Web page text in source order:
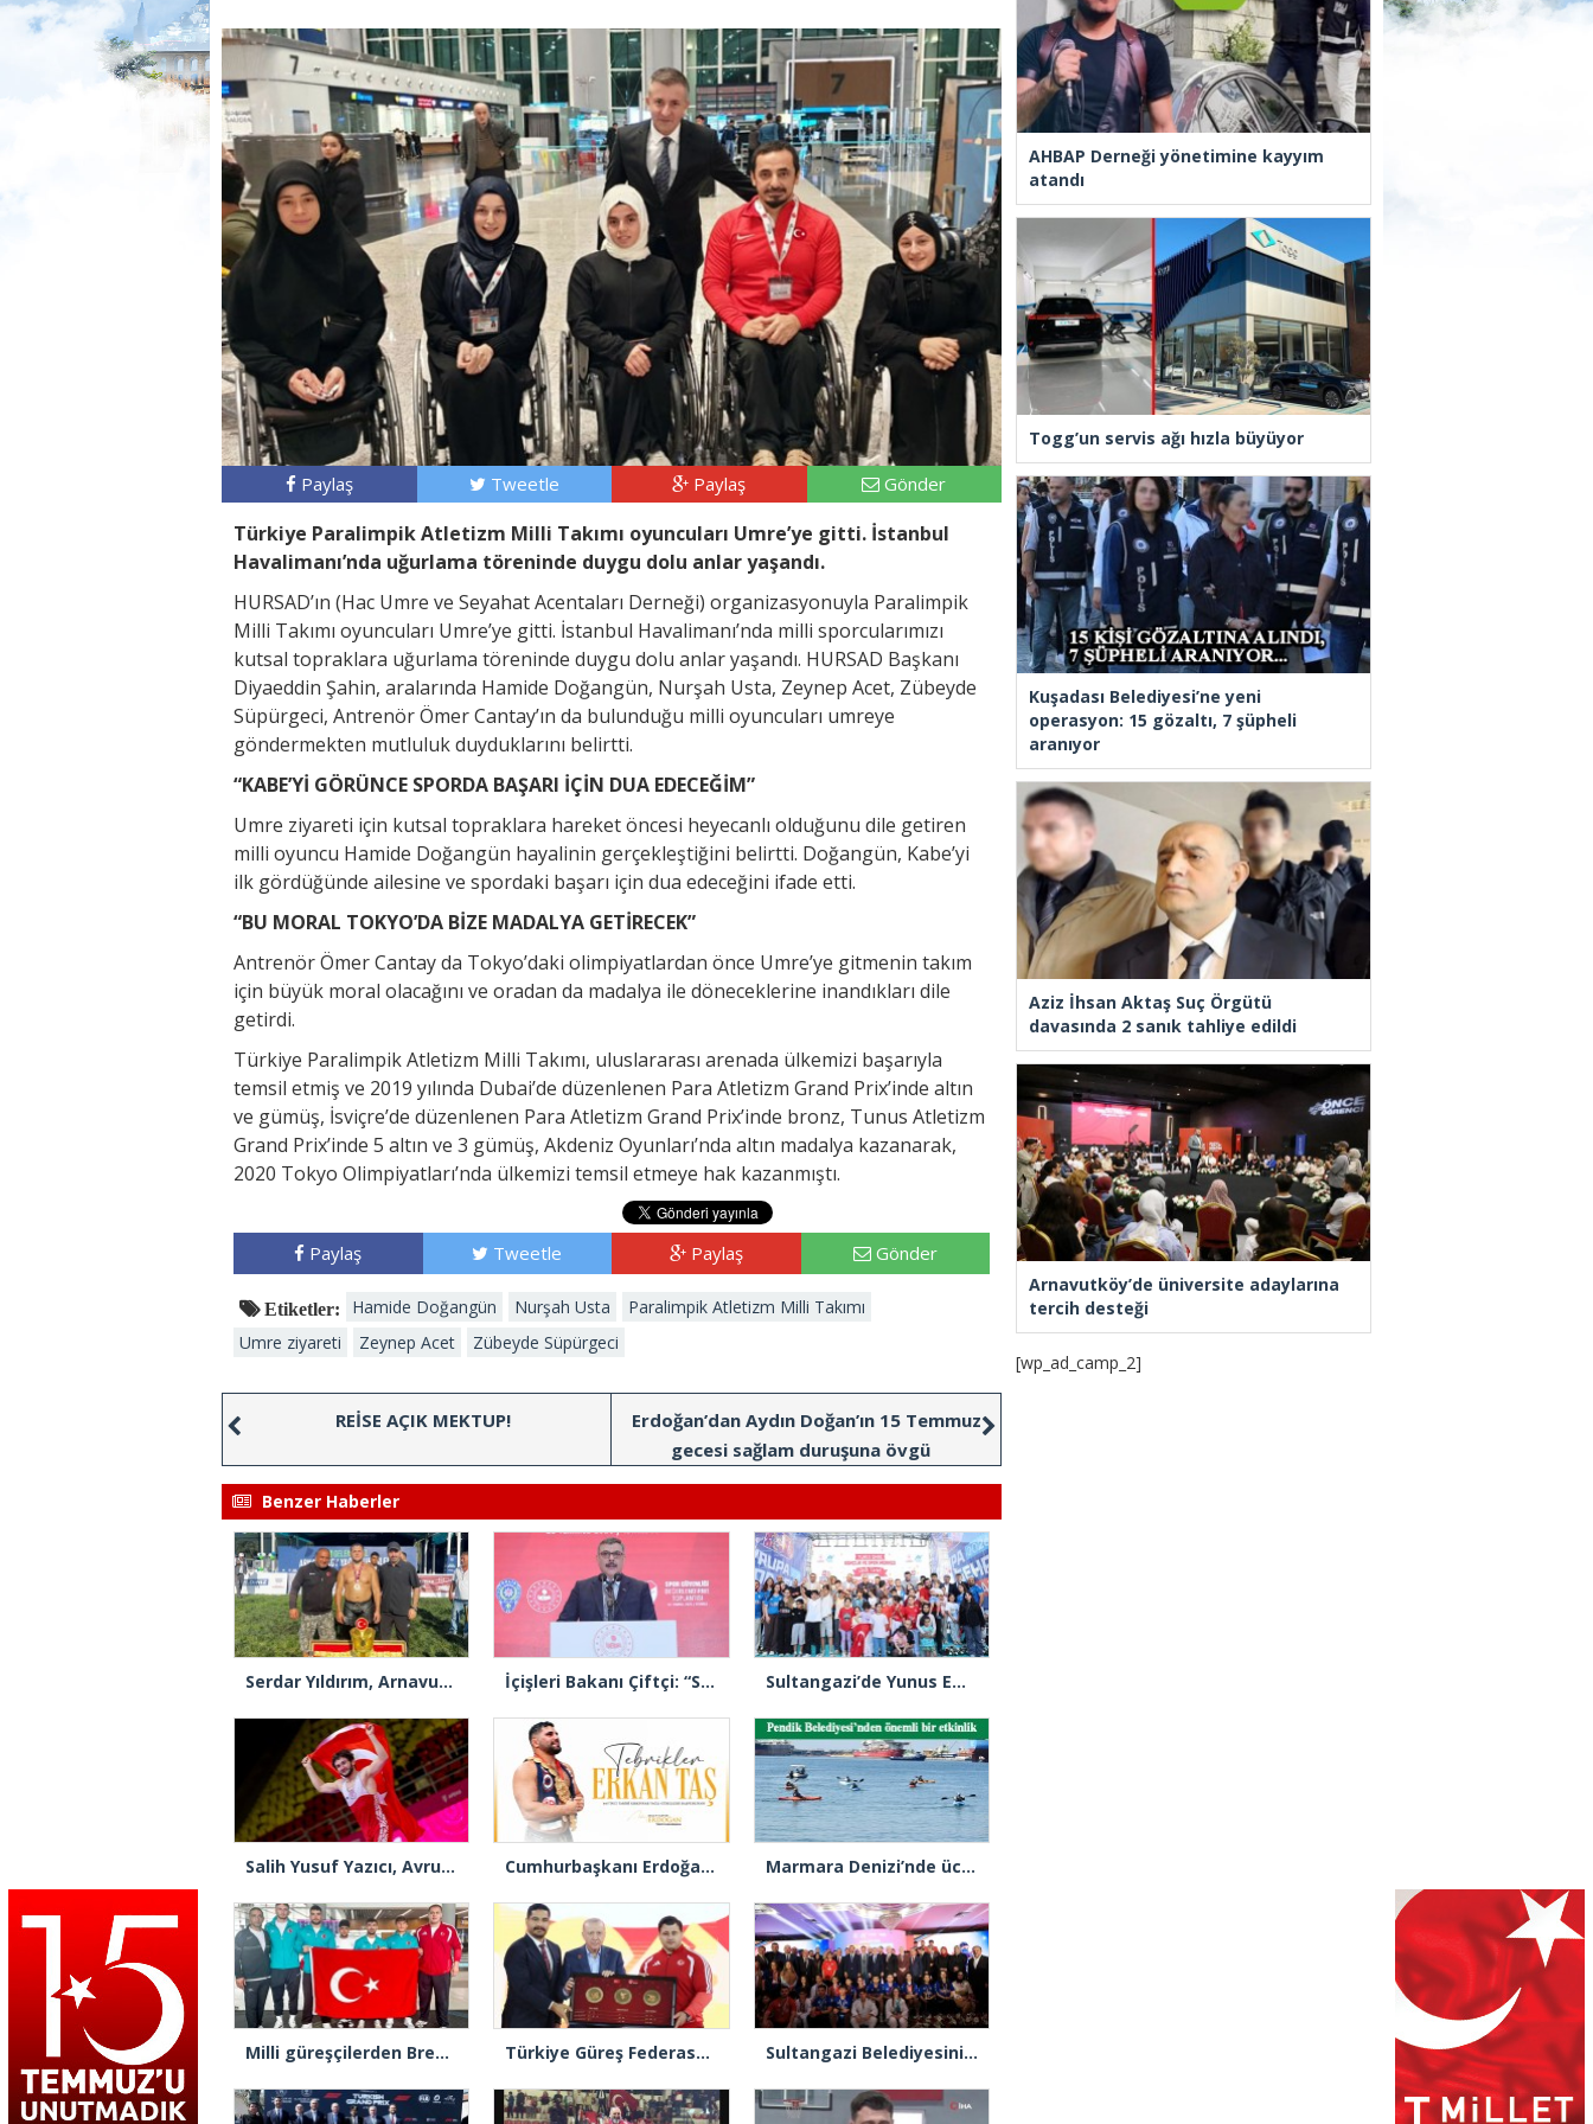
Paylaş Tweetle Paylaş Gönder
Türkiye Paralimpik Atletizm Milli Takımı oyuncuları Umre’ye gitti. İstanbul
Havalimanı’nda uğurlama töreninde duygu dolu anlar yaşandı.
HURSAD’ın (Hac Umre ve Seyahat Acentaları Derneği) organizasyonuyla Paralimpik
Milli Takımı oyuncuları Umre’ye gitti. İstanbul Havalimanı’nda milli sporcularımızı
kutsal topraklara uğurlama töreninde duygu dolu anlar yaşandı. HURSAD Başkanı
Diyaeddin Şahin, aralarında Hamide Doğangün, Nurşah Usta, Zeynep Acet, Zübeyde
Süpürgeci, Antrenör Ömer Cantay’ın da bulunduğu milli oyuncuları umreye
göndermekten mutluluk duyduklarını belirtti.
“KABE’Yİ GÖRÜNCE SPORDA BAŞARI İÇİN DUA EDECEĞİM”
Umre ziyareti için kutsal topraklara hareket öncesi heyecanlı olduğunu dile getiren
milli oyuncu Hamide Doğangün hayalinin gerçekleştiğini belirtti. Doğangün, Kabe’yi
ilk gördüğünde ailesine ve spordaki başarı için dua edeceğini ifade etti.
“BU MORAL TOKYO’DA BİZE MADALYA GETİRECEK”
Antrenör Ömer Cantay da Tokyo’daki olimpiyatlardan önce Umre’ye gitmenin takım
için büyük moral olacağını ve oradan da madalya ile döneceklerine inandıkları dile
getirdi.
Türkiye Paralimpik Atletizm Milli Takımı, uluslararası arenada ülkemizi başarıyla
temsil etmiş ve 2019 yılında Dubai’de düzenlenen Para Atletizm Grand Prix’inde altın
ve gümüş, İsviçre’de düzenlenen Para Atletizm Grand Prix’inde bronz, Tunus Atletizm
Grand Prix’inde 5 altın ve 3 gümüş, Akdeniz Oyunları’nda altın madalya kazanarak,
2020 Tokyo Olimpiyatları’nda ülkemizi temsil etmeye hak kazanmıştı.
Paylaş Tweetle Paylaş Gönder
Etiketler: Hamide Doğangün Nurşah Usta
Paralimpik Atletizm Milli Takımı
Umre ziyareti
Zeynep Acet Zübeyde Süpürgeci
REİSE AÇIK MEKTUP!
Erdoğan’dan Aydın Doğan’ın 15 Temmuz
gecesi sağlam duruşuna övgü
Benzer Haberler
Serdar Yıldırım, Arnavutköy Geleneksel Yağlı Güreşleri’nin Başpehlivanı İçişleri Bakanı Çiftçi: “Sporda huzur, Türkiye’nin huzuru demektir” Sultangazi’de Yunus Emre Gençlik ve Spor Merkezi hizmete açıldı
Salih Yusuf Yazıcı, Avrupa Şampiyonu Cumhurbaşkanı Erdoğan, Kırkpınar Yağlı Güreş Başpehlivanlık unvanını kazanan Erkan Taş’ı tebrik etti Marmara Denizi’nde ücretsiz kano keyfi havadan görüntülendi
Milli güreşçilerden Brezilya’da 2 altın, 3 gümüş madalya Türkiye Güreş Federasyonu’ndan Cumhurbaşkanı Erdoğan’a, Türk güreşini simgeleyen tablo takdimi Sultangazi Belediyesinin “Avrupa Spor Şehri” tanıtım programı gerçekleşti
AHBAP Derneği yönetimine kayyım
atandı
Togg’un servis ağı hızla büyüyor
Kuşadası Belediyesi’ne yeni
operasyon: 15 gözaltı, 7 şüpheli
aranıyor
Aziz İhsan Aktaş Suç Örgütü
davasında 2 sanık tahliye edildi
Arnavutköy’de üniversite adaylarına
tercih desteği
[wp_ad_camp_2]